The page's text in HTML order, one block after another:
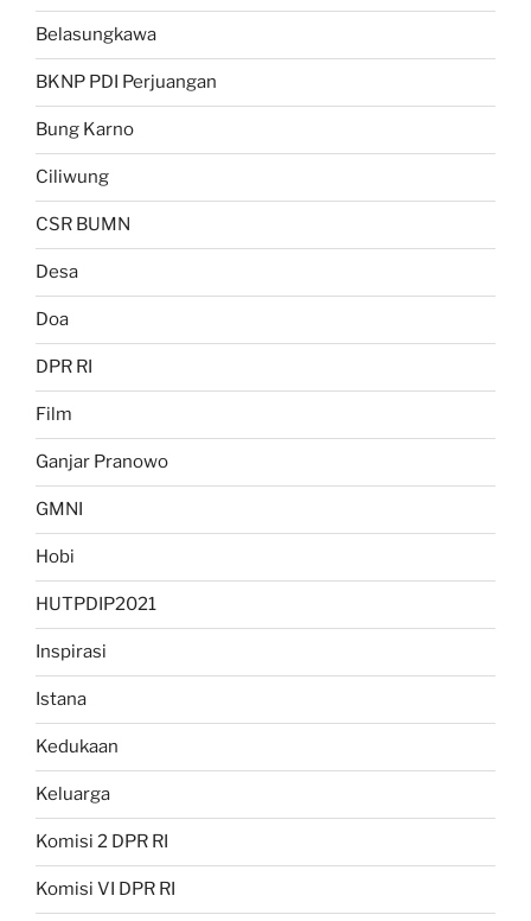
Belasungkawa
BKNP PDI Perjuangan
Bung Karno
Ciliwung
CSR BUMN
Desa
Doa
DPR RI
Film
Ganjar Pranowo
GMNI
Hobi
HUTPDIP2021
Inspirasi
Istana
Kedukaan
Keluarga
Komisi 2 DPR RI
Komisi VI DPR RI